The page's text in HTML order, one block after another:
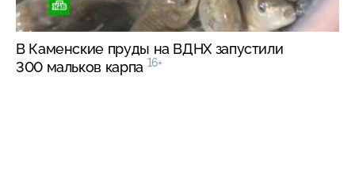
В Каменские пруды на ВДНХ запустили
300 мальков карпа 16+